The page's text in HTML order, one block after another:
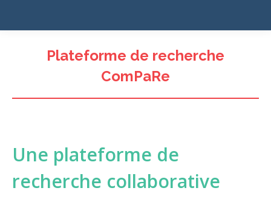
Plateforme de recherche
ComPaRe
Une plateforme de
recherche collaborative